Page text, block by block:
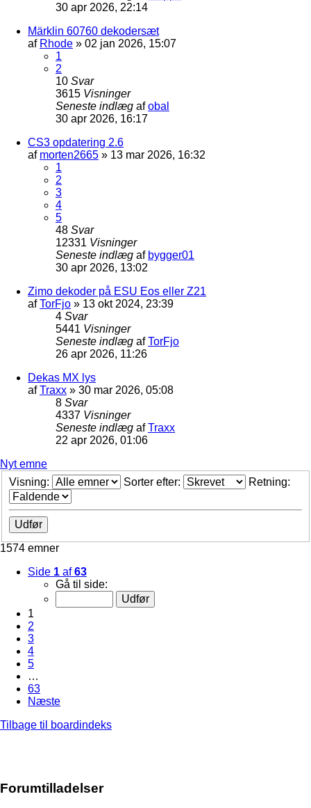
30 apr 2026, 22:14
Märklin 60760 dekodersæt
af Rhode » 02 jan 2026, 15:07
1
2
10 Svar
3615 Visninger
Seneste indlæg afobal
30 apr 2026, 16:17
CS3 opdatering 2.6
af morten2665 » 13 mar 2026, 16:32
1
2
3
4
5
48 Svar
12331 Visninger
Seneste indlæg af bygger01
30 apr 2026, 13:02
Zimo dekoder på ESU Eos eller Z21
afTorFjo » 13 okt 2024, 23:39
4 Svar
5441 Visninger
Seneste indlæg afTorFjo
26 apr 2026, 11:26
Dekas MX lys
afTraxx » 30 mar 2026, 05:08
8 Svar
4337 Visninger
Seneste indlæg afTraxx
22 apr 2026, 01:06
Nyt emne
Visning:
Sorter efter: Retning:
1574 emner
Side 1 af63
Gå til side:
1
2
3
4
5
…
63
Næste
Tilbage til boardindeks
Forumtilladelser